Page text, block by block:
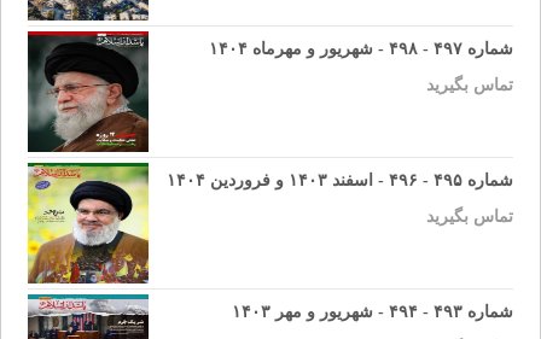
شماره ۴۹۷ - ۴۹۸ - شهریور و مهرماه ۱۴۰۴
تماس بگیرید
شماره ۴۹۵ - ۴۹۶ - اسفند ۱۴۰۳ و فروردین ۱۴۰۴
تماس بگیرید
شماره ۴۹۳ - ۴۹۴ - شهریور و مهر ۱۴۰۳